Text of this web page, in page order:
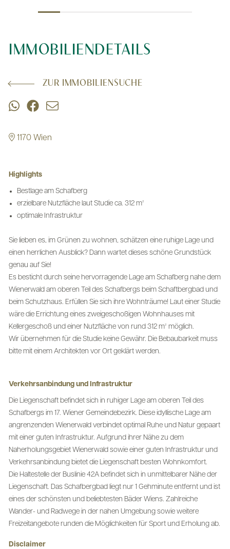
IMMOBILIENDETAILS
ZUR IMMOBILIENSUCHE
1170 Wien
Highlights
Bestlage am Schafberg
erzielbare Nutzfläche laut Studie ca. 312 m²
optimale Infrastruktur
Sie lieben es, im Grünen zu wohnen, schätzen eine ruhige Lage und
einen herrlichen Ausblick? Dann wartet dieses schöne Grundstück
genau auf Sie!
Es besticht durch seine hervorragende Lage am Schafberg nahe dem
Wienerwald am oberen Teil des Schafbergs beim Schaftbergbad und
beim Schutzhaus. Erfüllen Sie sich ihre Wohnträume! Laut einer Studie
wäre die Errichtung eines zweigeschoßigen Wohnhauses mit
Kellergeschoß und einer Nutzfläche von rund 312 m² möglich.
Wir übernehmen für die Studie keine Gewähr. Die Bebaubarkeit muss
bitte mit einem Architekten vor Ort geklärt werden.
Verkehrsanbindung und Infrastruktur
Die Liegenschaft befindet sich in ruhiger Lage am oberen Teil des
Schafbergs im 17. Wiener Gemeindebezirk. Diese idyllische Lage am
angrenzenden Wienerwald verbindet optimal Ruhe und Natur gepaart
mit einer guten Infrastruktur. Aufgrund ihrer Nähe zu dem
Naherholungsgebiet Wienerwald sowie einer guten Infrastruktur und
Verkehrsanbindung bietet die Liegenschaft besten Wohnkomfort.
Die Haltestelle der Buslinie 42A befindet sich in unmittelbarer Nähe der
Liegenschaft. Das Schafbergbad liegt nur 1 Gehminute entfernt und ist
eines der schönsten und beliebtesten Bäder Wiens. Zahlreiche
Wander- und Radwege in der nahen Umgebung sowie weitere
Freizeitangebote runden die Möglichkeiten für Sport und Erholung ab.
Disclaimer